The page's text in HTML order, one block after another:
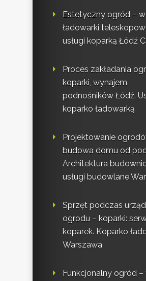
Estetyczny ogród –
ładowarki
usługi koparką Łódź
Proces zakładania
koparki, wynajem
podnośników Łódź.
koparko ładowarką
Projektowanie
budowa domu od
Architektura
usługi budowlane
Sprzęt podczas
ogrodu – koparki:
koparek. Koparko
Warszawa
Funkcjonalny ogród